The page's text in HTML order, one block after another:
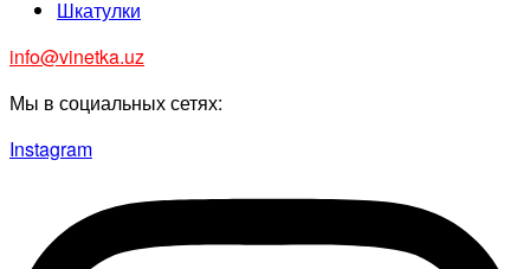
Шкатулки
info@vinetka.uz
Мы в социальных сетях:
Instagram